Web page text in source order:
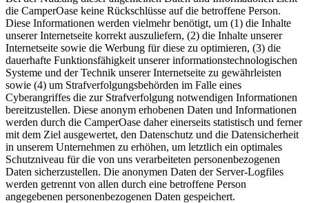
die CamperOase keine Rückschlüsse auf die betroffene Person.
Diese Informationen werden vielmehr benötigt, um (1) die Inhalte
unserer Internetseite korrekt auszuliefern, (2) die Inhalte unserer
Internetseite sowie die Werbung für diese zu optimieren, (3) die
dauerhafte Funktionsfähigkeit unserer informationstechnologischen
Systeme und der Technik unserer Internetseite zu gewährleisten
sowie (4) um Strafverfolgungsbehörden im Falle eines
Cyberangriffes die zur Strafverfolgung notwendigen Informationen
bereitzustellen. Diese anonym erhobenen Daten und Informationen
werden durch die CamperOase daher einerseits statistisch und ferner
mit dem Ziel ausgewertet, den Datenschutz und die Datensicherheit
in unserem Unternehmen zu erhöhen, um letztlich ein optimales
Schutzniveau für die von uns verarbeiteten personenbezogenen
Daten sicherzustellen. Die anonymen Daten der Server-Logfiles
werden getrennt von allen durch eine betroffene Person
angegebenen personenbezogenen Daten gespeichert.